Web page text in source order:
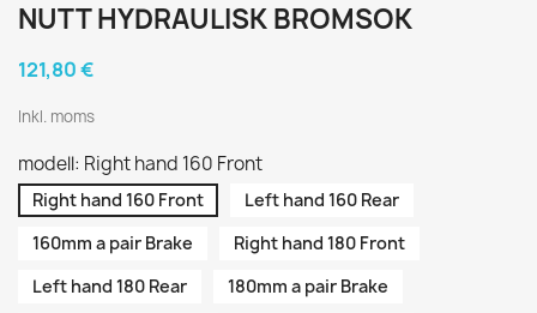
NUTT HYDRAULISK BROMSOK
121,80 €
Inkl. moms
modell: Right hand 160 Front
Right hand 160 Front
Left hand 160 Rear
160mm a pair Brake
Right hand 180 Front
Left hand 180 Rear
180mm a pair Brake